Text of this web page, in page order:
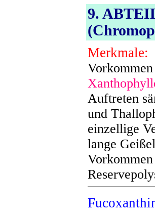
9.
Merkmale:
Auftreten
und
einzellige
lange